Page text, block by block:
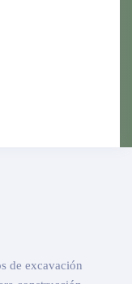
de excavación